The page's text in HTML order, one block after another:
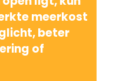
meerkost
beter
of